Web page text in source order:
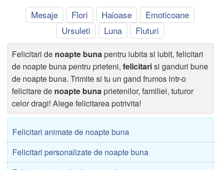
Mesaje Flori Haioase
Emoticoane
Ursuleti
Luna Fluturi
Felicitari de noapte bunapentru iubita si iubit, felicitari
de noapte buna pentru prieteni, felicitarisi ganduri bune
de noapte buna. Trimite si tu un gand frumos intr-o
felicitare de noapte bunaprietenilor, familiei, tuturor
celor dragi! Alege felicitarea potrivita!
Felicitari animate de noapte buna
Felicitari personalizate de noapte buna